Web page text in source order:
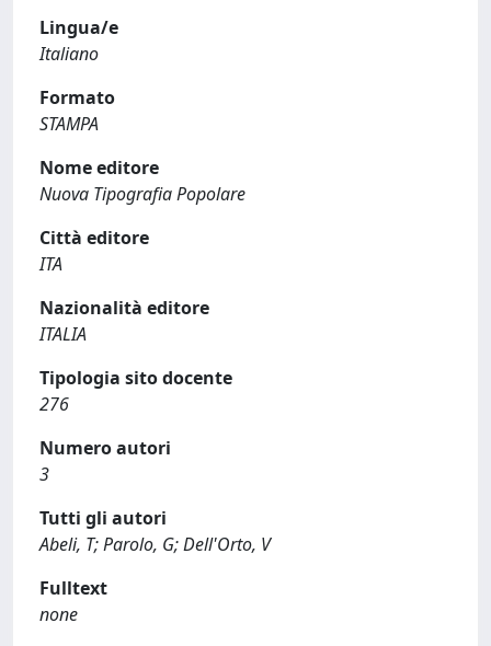
Lingua/e
Italiano
Formato
STAMPA
Nome editore
Nuova Tipografia Popolare
Città editore
ITA
Nazionalità editore
ITALIA
Tipologia sito docente
276
Numero autori
3
Tutti gli autori
Abeli, T; Parolo, G; Dell'Orto, V
Fulltext
none